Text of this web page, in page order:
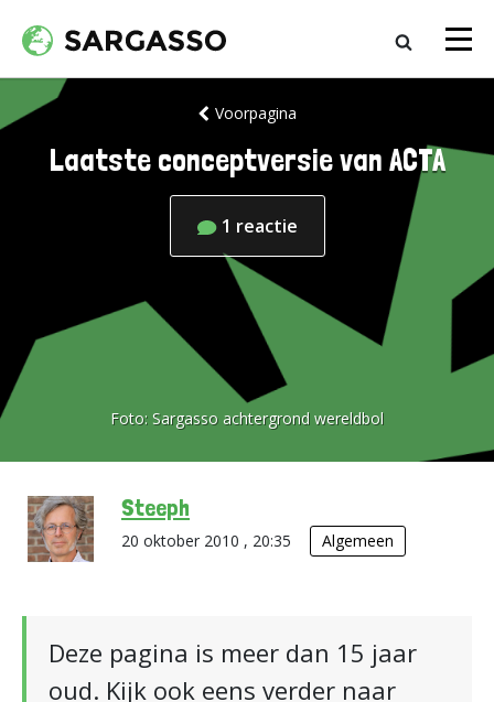
Voorpagina
Laatste conceptversie van ACTA
1 reactie
Foto: Sargasso achtergrond wereldbol
Steeph
20 oktober 2010 , 20:35 Algemeen
Deze pagina is meer dan 15 jaar
oud. Kijk ook eens verder naar